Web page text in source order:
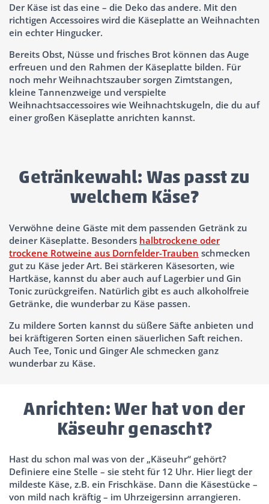
Der Käse ist das eine – die Deko das andere. Mit den
richtigen Accessoires wird die Käseplatte an Weihnachten
ein echter Hingucker.
Bereits Obst, Nüsse und frisches Brot können das Auge
erfreuen und den Rahmen der Käseplatte bilden. Für
noch mehr Weihnachtszauber sorgen Zimtstangen,
kleine Tannenzweige und verspielte
Weihnachtsaccessoires wie Weihnachtskugeln, die du auf
einer großen Käseplatte anrichten kannst.
Getränkewahl: Was passt zu
welchem Käse?
Verwöhne deine Gäste mit dem passenden Getränk zu
deiner Käseplatte. Besonders halbtrockene oder
trockene Rotweine aus Dornfelder-Trauben schmecken
gut zu Käse jeder Art. Bei stärkeren Käsesorten, wie
Hartkäse, kannst du aber auch auf Lagerbier und Gin
Tonic zurückgreifen. Natürlich gibt es auch alkoholfreie
Getränke, die wunderbar zu Käse passen.
Zu mildere Sorten kannst du süßere Säfte anbieten und
bei kräftigeren Sorten einen säuerlichen Saft reichen.
Auch Tee, Tonic und Ginger Ale schmecken ganz
wunderbar zu Käse.
Anrichten: Wer hat von der
Käseuhr genascht?
Hast du schon mal was von der „Käseuhr“ gehört?
Definiere eine Stelle – sie steht für 12 Uhr. Hier liegt der
mildeste Käse, z.B. ein Frischkäse. Dann die Käsestücke –
von mild nach kräftig – im Uhrzeigersinn arrangieren.